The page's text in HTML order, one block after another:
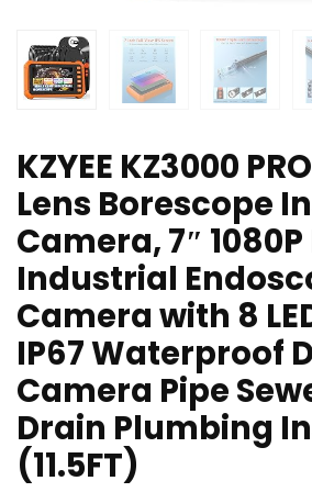
KZYEE KZ3000
Lens Borescope
Camera, 7″ 1080P
Industrial
Camera with 8
IP67 Waterproof
Camera Pipe
Drain Plumbing
(11.5FT)